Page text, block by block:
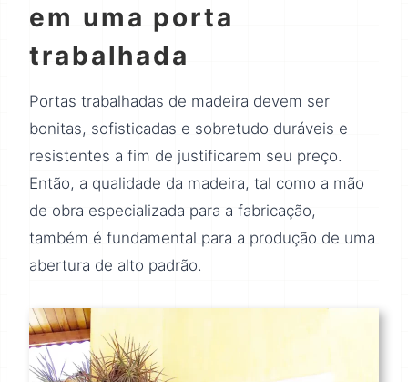
em uma porta
trabalhada
Portas trabalhadas de madeira devem ser
bonitas, sofisticadas e sobretudo duráveis e
resistentes a fim de justificarem seu preço.
Então, a qualidade da madeira, tal como a mão
de obra especializada para a fabricação,
também é fundamental para a produção de uma
abertura de alto padrão.